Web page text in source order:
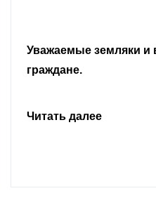
Уважаемые земляки
граждане.
Читать далее